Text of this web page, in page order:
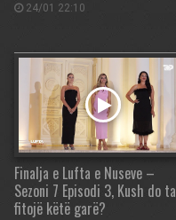
24/01 22:10
Finalja e Lufta e Nuseve –
Sezoni 7 Episodi 3, Kush do ta
fitojë këtë garë?